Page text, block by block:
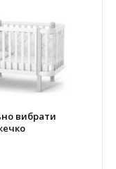
вибрати